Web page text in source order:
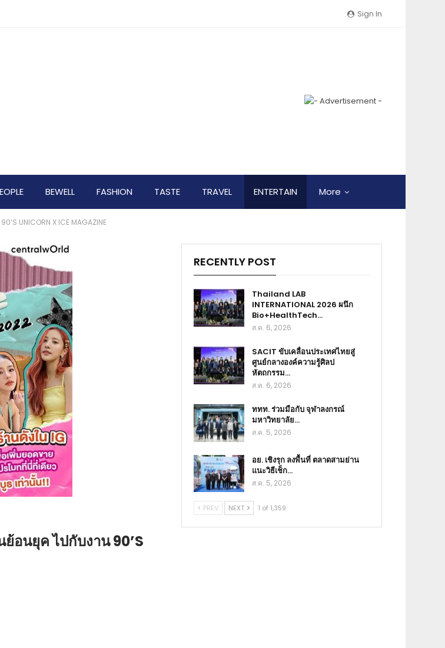
Sign In
BEWELL FASHION TASTE TRAVEL ENTERTAIN More
UNICORN X ICE MAGAZINE
อนยุค ไปกับงาน 90’S
RECENTLY POST
Thailand LAB
INTERNATIONAL 2026 ผนึก
Bio+HealthTech…
ส.ค. 6, 2026
SACIT ขับเคลื่อนประเทศไทยสู่
ศูนย์กลางองค์ความรู้ศิลป
หัตถกรรม…
ส.ค. 6, 2026
ททท. ร่วมมือกับ จุฬาลงกรณ์
มหาวิทยาลัย…
ส.ค. 5, 2026
อย. เชิงรุก ลงพื้นที่ ตลาดสามย่าน
แนะวิธีเช็ก…
ส.ค. 5, 2026
PREV NEXT 1 of 1,359